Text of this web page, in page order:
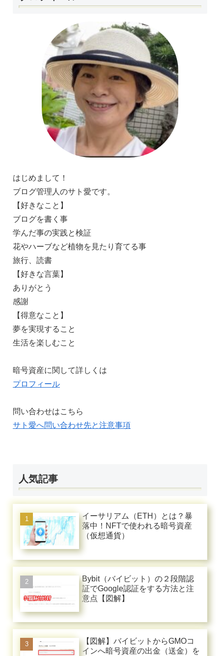
はじめまして！
ブログ管理人のサト愛です。
【好きなこと】
ブログを書く事
学んだ事の実践と検証
花やハーブなど植物を見たり育てる事
旅行、読書
【好きな言葉】
ありがとう
感謝
【得意なこと】
夢を実現すること
生活を楽しむこと
暗号資産に関して詳しくは
プロフィール
問い合わせはこちら
サト愛へ問い合わせ先と注意事項
人気記事
イーサリアム（ETH）とは？暴
落中！NFTで使われる暗号資産
（仮想通貨）
Bybit（バイビット）の２段階認
証でGoogle認証をする方法と注
意点【図解】
【図解】バイビットからGMOコ
インへ暗号資産の出金（送金）を